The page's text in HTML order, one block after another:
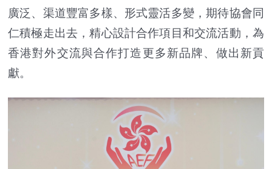
廣泛、渠道豐富多樣、形式靈活多變，期待協會同
仁積極走出去，精心設計合作項目和交流活動，為
香港對外交流與合作打造更多新品牌、做出新貢
獻。